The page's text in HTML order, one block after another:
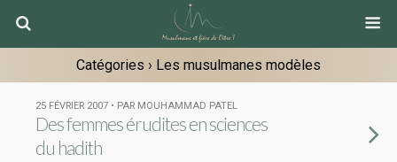
Catégories › Les musulmanes modèles
25 FÉVRIER 2007 • PAR MOUHAMMAD PATEL
Des femmes érudites en sciences
du hadith